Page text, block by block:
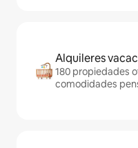
Alquileres
180 propiedades
comodidades